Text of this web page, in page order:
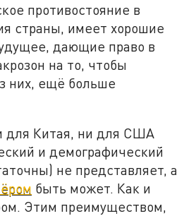
противостояние в
страны, имеет хорошие
дающие право в
на то, чтобы
них, ещё больше
для Китая, ни для США
и демографический
не представляет, а
быть может. Как и
Этим преимуществом,